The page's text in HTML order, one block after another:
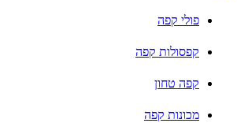
פולי קפה
קפסולות קפה
קפה טחון
מכונות קפה